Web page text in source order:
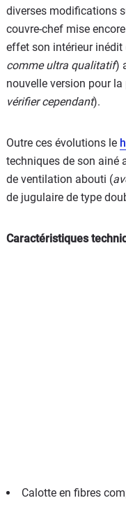
diverses modifications
couvre-chef mise
effet son intérieur inédit
comme ultra qualitatif)
nouvelle version pour
vérifier cependant).
Outre ces évolutions le
techniques de son ainé
de ventilation abouti (
de jugulaire de type
Caractéristiques
Calotte en fibres